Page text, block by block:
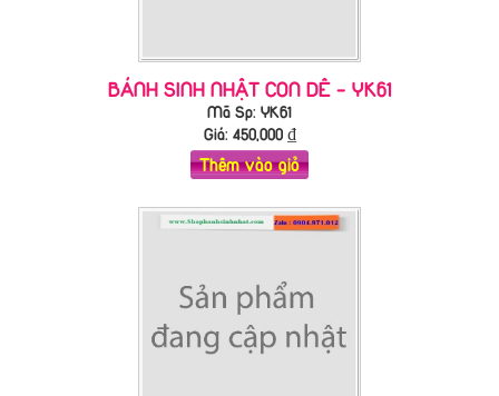
BÁNH SINH NHẬT CON DÊ - YK61
Mã Sp: YK61
Giá: 450,000₫
Thêm vào giỏ